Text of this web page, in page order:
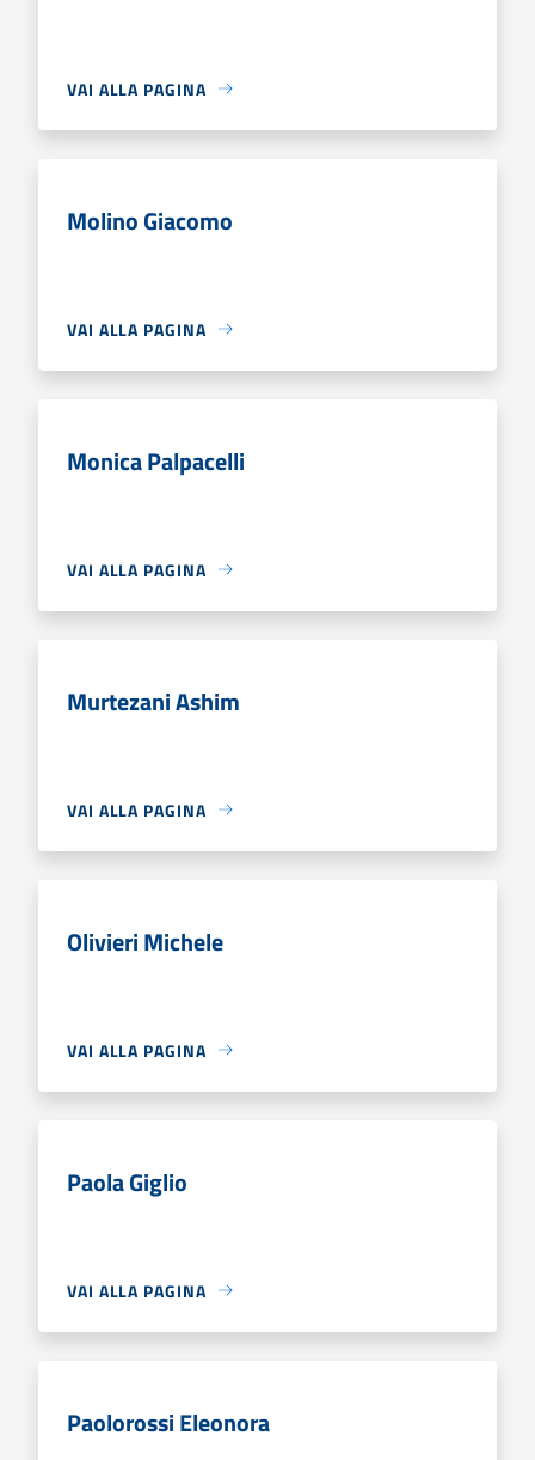
VAI ALLA PAGINA
Molino Giacomo
VAI ALLA PAGINA
Monica Palpacelli
VAI ALLA PAGINA
Murtezani Ashim
VAI ALLA PAGINA
Olivieri Michele
VAI ALLA PAGINA
Paola Giglio
VAI ALLA PAGINA
Paolorossi Eleonora